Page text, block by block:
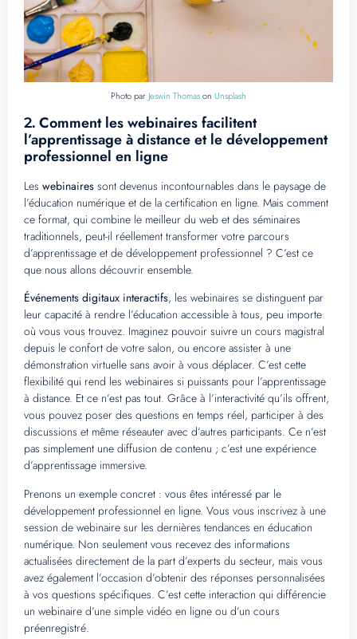
Photo par Jeswin Thomason Unsplash
2. Comment les webinaires facilitent
l’apprentissage à distance et le développement
professionnel en ligne
Les webinaires sont devenus incontournables dans le paysage de
l’éducation numérique et de la certification en ligne. Mais comment
ce format, qui combine le meilleur du web et des séminaires
traditionnels, peut-il réellement transformer votre parcours
d’apprentissage et de développement professionnel ? C’est ce
que nous allons découvrir ensemble.
Événements digitaux interactifs, les webinaires se distinguent par
leur capacité à rendre l’éducation accessible à tous, peu importe
où vous vous trouvez. Imaginez pouvoir suivre un cours magistral
depuis le confort de votre salon, ou encore assister à une
démonstration virtuelle sans avoir à vous déplacer. C’est cette
flexibilité qui rend les webinaires si puissants pour l’apprentissage
à distance. Et ce n’est pas tout. Grâce à l’interactivité qu’ils offrent,
vous pouvez poser des questions en temps réel, participer à des
discussions et même réseauter avec d’autres participants. Ce n’est
pas simplement une diffusion de contenu ; c’est une expérience
d’apprentissage immersive.
Prenons un exemple concret : vous êtes intéressé par le
développement professionnel en ligne. Vous vous inscrivez à une
session de webinaire sur les dernières tendances en éducation
numérique. Non seulement vous recevez des informations
actualisées directement de la part d’experts du secteur, mais vous
avez également l’occasion d’obtenir des réponses personnalisées
à vos questions spécifiques. C’est cette interaction qui différencie
un webinaire d’une simple vidéo en ligne ou d’un cours
préenregistré.